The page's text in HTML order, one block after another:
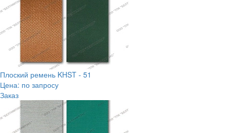
Плоский ремень KHST - 51
Цена: по запросу
Заказ